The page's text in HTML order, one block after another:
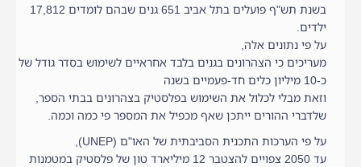
בשנת תש"ף פועלים בתל אביב 651 גנים שבהם לומדים 17,812
ילדים.
על פי נתונים אלה,
מעריכים כי הצהרונים בגנים בלבד אחראיים לשימוש בסדר גודל של
כ-10 מיליון כלים חד-פעמיים בשנה
וזאת מבלי לכלול את השימוש בפלסטיק בצהרונים בבתי הספר,
שלדברי ההורים ייתכן שאף מכפיל את המספר פי כמה וכמה.
על פי הערכות התכנית הסביבתית של האו"ם (UNEP),
עד 2050 צפויים להצטבר 12 מיליארד טון של פלסטיק במטמנות